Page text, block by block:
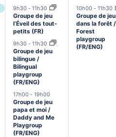
évènements,
9h30 - 11h30
Groupe de jeu
l’Éveil des tout-
petits (FR)
9h30 - 11h30
Groupe de jeu
bilingue /
Bilingual
playgroup
(FR/ENG)
17h00 - 19h00
Groupe de jeu
papa et moi /
Daddy and Me
Playgroup
(FR/ENG)
10h00 - 11h30
Groupe de jeu
dans la forêt /
Forest
playgroup
(FR/ENG)